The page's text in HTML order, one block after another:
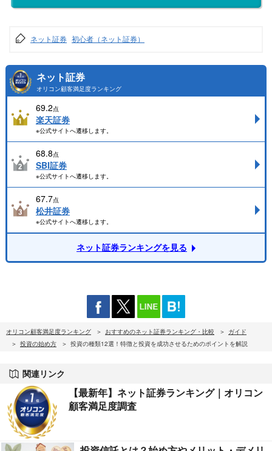
ネット証券 初心者（ネット証券）
ネット証券
オリコン顧客満足度ランキング
69.2点
楽天証券
※公式サイトへ遷移します。
68.8点
SBI証券
※公式サイトへ遷移します。
67.7点
松井証券
※公式サイトへ遷移します。
ネット証券ランキングを見る
オリコン顧客満足度ランキング おすすめのネット証券ランキング・比較
ガイド
投資の始め方
投資の種類12選！特徴と投資を成功させるためのポイントを解説
関連リンク
【最新年】ネット証券ランキング｜オリコン
顧客満足度調査